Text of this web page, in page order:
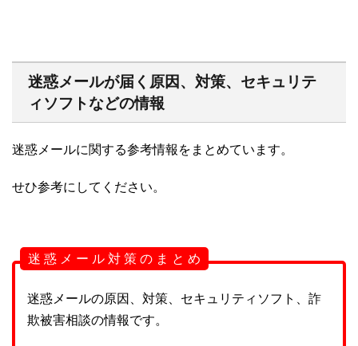
迷惑メールが届く原因、対策、セキュリテ
ィソフトなどの情報
迷惑メールに関する参考情報をまとめています。
せひ参考にしてください。
迷 惑 メ ー ル 対 策 の ま と め
迷惑メールの原因、対策、セキュリティソフト、詐
欺被害相談の情報です。